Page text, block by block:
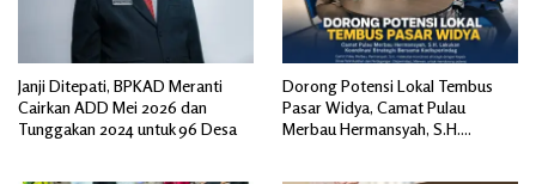
Janji Ditepati, BPKAD Meranti
Cairkan ADD Mei 2026 dan
Tunggakan 2024 untuk 96 Desa
Dorong Potensi Lokal Tembus
Pasar Widya, Camat Pulau
Merbau Hermansyah, S.H.